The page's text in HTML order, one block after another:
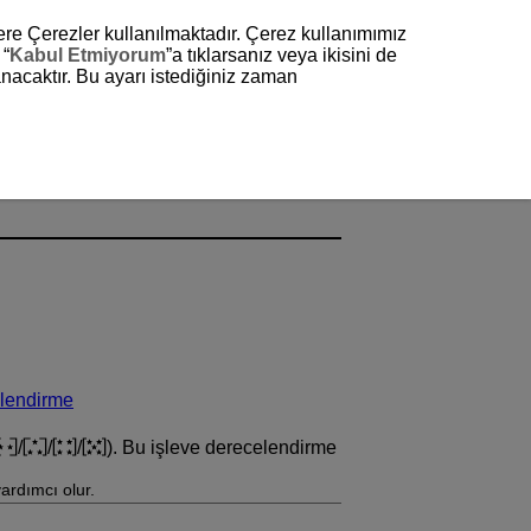
/ / / ). Bu işleve derecelendirme
olur.
kullanılmaktadır. Çerez kullanımımız
Kabul Etmiyorum”a tıklarsanız veya ikisini de
Bu ayarı istediğiniz zaman